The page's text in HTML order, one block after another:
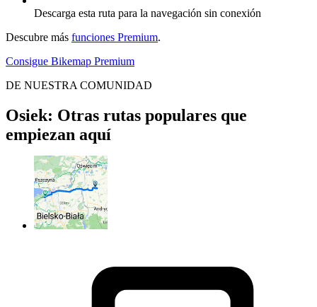
Descarga esta ruta para la navegación sin conexión
Descubre más funciones Premium.
Consigue Bikemap Premium
DE NUESTRA COMUNIDAD
Osiek: Otras rutas populares que
empiezan aquí